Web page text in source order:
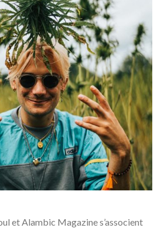
et Alambic Magazine s’associent